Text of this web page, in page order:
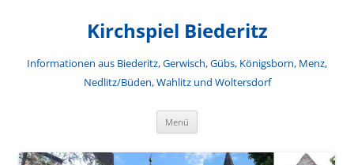
Kirchspiel Biederitz
Informationen aus Biederitz, Gerwisch, Gübs, Königsborn, Menz,
Nedlitz/Büden, Wahlitz und Woltersdorf
Menü